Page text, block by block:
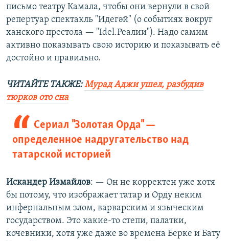
письмо театру Камала, чтобы они вернули в свой
репертуар спектакль "Идегәй" (о событиях вокруг
ханского престола — "Idel.Реалии"). Надо самим
активно показывать свою историю и показывать её
достойно и правильно.
ЧИТАЙТЕ ТАКЖЕ:Мурад Аджи ушел, разбудив
тюрков ото сна
Сериал "Золотая Орда" —
определенное надругательство над
татарской историей
Искандер Измайлов: — Он не корректен уже хотя
бы потому, что изображает татар и Орду неким
инфернальным злом, варварским и языческим
государством. Это какие-то степи, палатки,
кочевники, хотя уже даже во времена Берке и Бату